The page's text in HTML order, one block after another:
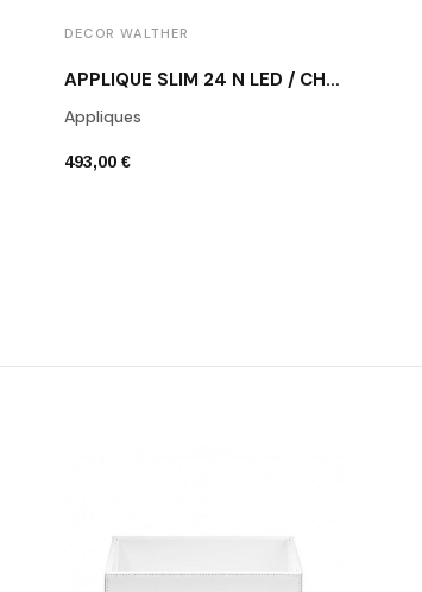
DECOR WALTHER
APPLIQUE SLIM 24 N LED / CHROME POLI
Appliques
493,00 €